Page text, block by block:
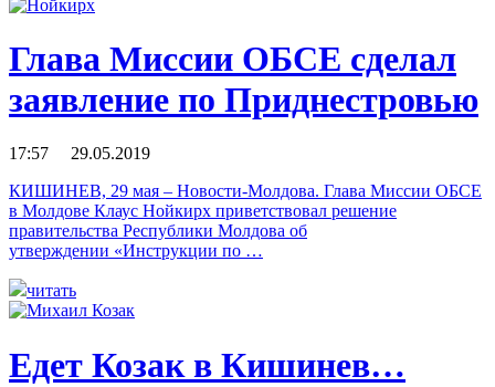
Глава Миссии ОБСЕ сделал
заявление по Приднестровью
17:57 29.05.2019
КИШИНЕВ, 29 мая – Новости-Молдова. Глава Миссии ОБСЕ
в Молдове Клаус Нойкирх приветствовал решение
правительства Республики Молдова об
утверждении «Инструкции по …
читать
Едет Козак в Кишинев…